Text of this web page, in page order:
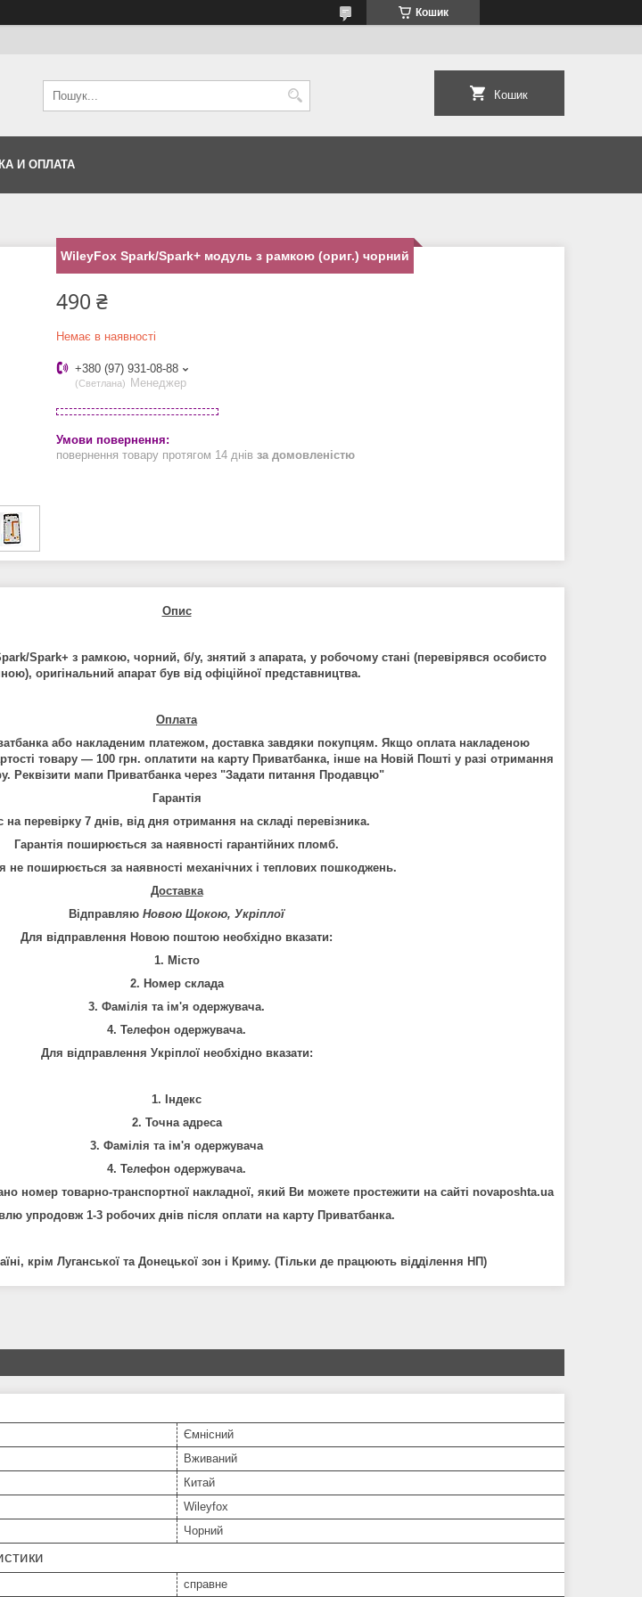
Кошик
Кошик
И ОПЛАТА
WileyFox Spark/Spark+ модуль з рамкою (ориг.) чорний
490 ₴
Немає в наявності
+380 (97) 931-08-88
Светлана Менеджер
повернення товару протягом 14 днів за домовленістю
Опис
Spark+ з рамкою, чорний, б/у, знятий з апарата, у робочому стані (перевірявся особисто
оригінальний апарат був від офіційної представництва.
Оплата
або накладеним платежом, доставка завдяки покупцям. Якщо оплата накладеною
товару — 100 грн. оплатити на карту Приватбанка, інше на Новій Пошті у разі отримання
Реквізити мапи Приватбанка через "Задати питання Продавцю"
Гарантія
на перевірку 7 днів, від дня отримання на складі перевізника.
Гарантія поширюється за наявності гарантійних пломб.
не поширюється за наявності механічних і теплових пошкоджень.
Доставка
Відправляю Новою Щокою, Укріплої
Для відправлення Новою поштою необхідно вказати:
1. Місто
2. Номер склада
3. Фамілія та ім'я одержувача.
4. Телефон одержувача.
Для відправлення Укріплої необхідно вказати:
1. Індекс
2. Точна адреса
3. Фамілія та ім'я одержувача
4. Телефон одержувача.
номер товарно-транспортної накладної, який Ви можете простежити на сайті novaposhta.ua
упродовж 1-3 робочих днів після оплати на карту Приватбанка.
крім Луганської та Донецької зон і Криму. (Тільки де працюють відділення НП)
Ємнісний
Вживаний
Китай
Wileyfox
Чорний
справне